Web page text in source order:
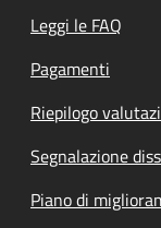
Leggi le FAQ
Pagamenti
Riepilogo
Segnalazione
Piano di